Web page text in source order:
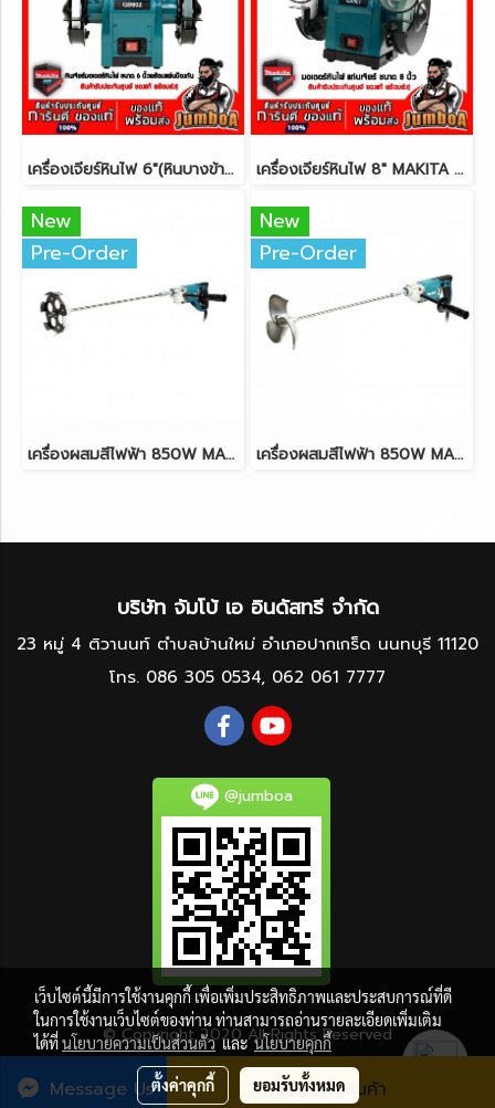
สั่งซื้อสินค้า
Message Us
เครื่องเจียร์หินไฟ 6"(หินบางข้าง) MAKITA GB602W 250W เครื่องเจียร์หินไฟ 8" MAKITA GB801 550W.
New
Pre-Order
เครื่องผสมสีไฟฟ้า 850W MAKITA UT1305
New
Pre-Order
เครื่องผสมสีไฟฟ้า 850W MAKITA UT2204
บริษัท จัมโบ้ เอ อินดัสทรี จำกัด
23 หมู่ 4 ติวานนท์ ตำบลบ้านใหม่ อำเภอปากเกร็ด นนทบุรี 11120
โทร. 086 305 0534, 062 061 7777
@jumboa
© Copyright 2020 All Rights Reserved
ผู้เข้าชมวันนี้ 1,465
เว็บไซต์นี้มีการใช้งานคุกกี้ เพื่อเพิ่มประสิทธิภาพและประสบการณ์ที่ดี
ในการใช้งานเว็บไซต์ของท่าน ท่านสามารถอ่านรายละเอียดเพิ่มเติม
ได้ที่นโยบายความเป็นส่วนตัวและนโยบายคุกกี้
ตั้งค่าคุกกี้ ยอมรับทั้งหมด